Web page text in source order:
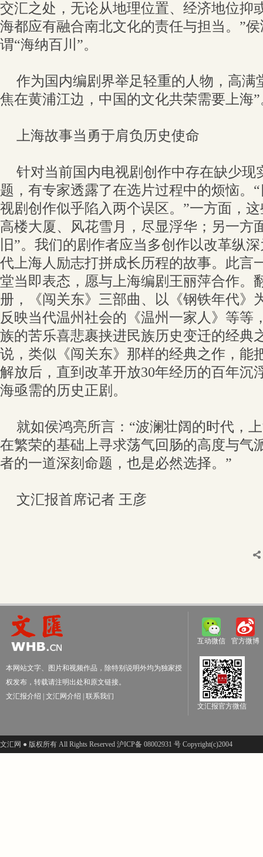
交汇之处，无论从地理位置、经济地位抑
海都应有融合南北文化的责任与担当。”
谓“海纳百川”。
作为国内编剧界举足轻重的人物，高满
焦在黄浦江边，中国的文化共荣需要上海”
上海故事当勇于肩负历史使命
针对当前国内电视剧创作中存在缺少现
题，有专家透露了在选片过程中的烦恼。
视剧创作似乎陷入两个误区。”一方面，
高楼大厦、风花雪月，尽显浮华；另一方
旧”。我们的剧作者应当多创作以改革纵
代上海人励志打拼成长历程的故事。此言
堂当即表态，愿与上海编剧王丽萍合作。
册，《闯关东》三部曲、以《钢铁年代》
反映当代温州社会的《温州一家人》等等
族的苦乐喜悲裹挟进民族历史变迁的经典
说，类似《闯关东》那样的经典之作，能
解放后，直到改革开放30年经历的百年沉
海亟需的历史正剧。
就如侯鸿亮所言：“波澜壮阔的时代，
在繁荣的基础上寻求荡气回肠的高度与气
者的一道深刻命题，也是必然选择。”
文汇报首席记者 王彦
本网站文字、图片和视频作品，除特别说明外均为独家授
权发布，转载请注明出处和原文链接。
文汇报介绍
文汇网介绍 联系我们
互动微信 官方微博
文汇报官方微信
文汇网 ● 版权所有 All Rights Reserved 沪ICP备 08002931 号 Copyright(c)2004